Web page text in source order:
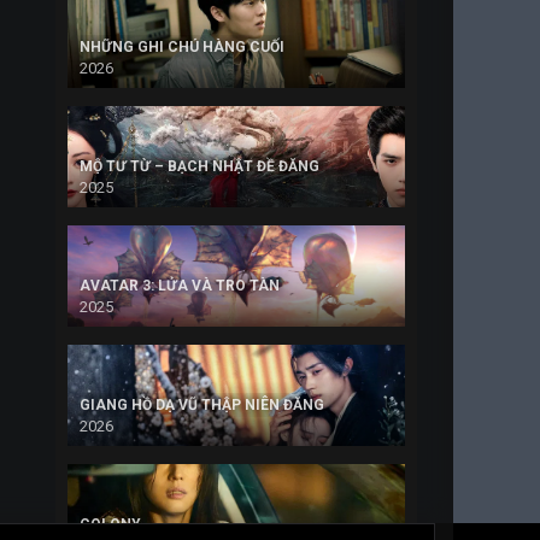
NHỮNG GHI CHÚ HÀNG CUỐI
2026
MỘ TƯ TỪ – BẠCH NHẬT ĐỀ ĐĂNG
2025
AVATAR 3: LỬA VÀ TRO TÀN
2025
GIANG HỒ DẠ VŨ THẬP NIÊN ĐĂNG
2026
COLONY